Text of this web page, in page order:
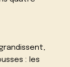
: les